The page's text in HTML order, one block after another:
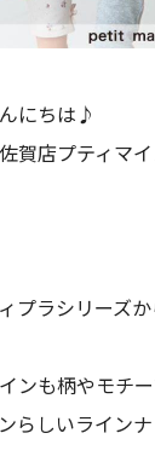
にちは♪
賀店プティマ
プラシリーズ
ンも柄やモチ
らしいライン